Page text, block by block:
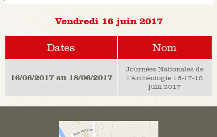
Vendredi 16 juin 2017
Dates Nom
16/06/2017 au 18/06/2017
Journées Nationales de
l’Archéologie 16-17-18
juin 2017